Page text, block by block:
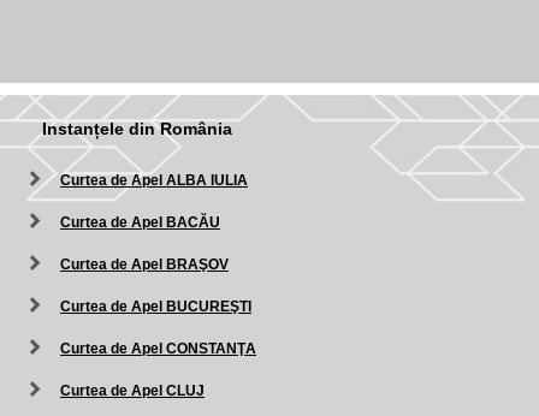
Instanțele din România
Curtea de Apel ALBA IULIA
Curtea de Apel BACĂU
Curtea de Apel BRAŞOV
Curtea de Apel BUCUREŞTI
Curtea de Apel CONSTANŢA
Curtea de Apel CLUJ